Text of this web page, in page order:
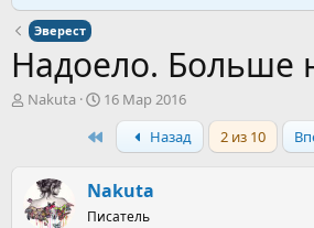
Эверест
Надоело. Больше
А
т
е
Nakuta
Д
а
ч
16 Мар 2016
Назад 2 из 10
Nakuta
Писатель